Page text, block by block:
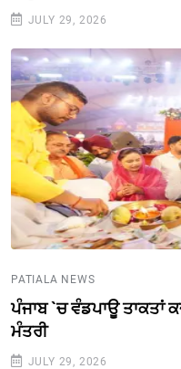
JULY 29, 2026
PATIALA NEWS
ਪੰਜਾਬ `ਚ ਵੰਡਪਾਊ ਤਾਕਤਾਂ
ਮੰਤਰੀ
JULY 29, 2026